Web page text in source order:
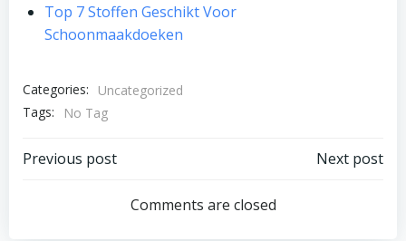
Top 7 Stoffen Geschikt Voor
Schoonmaakdoeken
Categories:
Uncategorized
Tags:
No Tag
Bericht
Previous post Next post
Comments are closed